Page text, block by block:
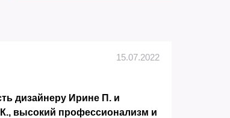
15.07.2022
дизайнеру Ирине П. и
высокий профессионализм и